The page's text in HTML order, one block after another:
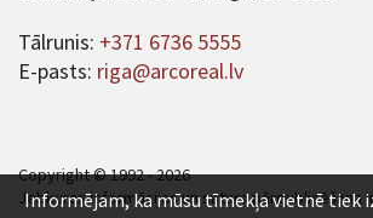
Tālrunis: +371 6736 5555
E-pasts: riga@arcoreal.lv
Copyright © 1992 - 2026
Jebkuras informācijas un satura pārpublicēšana
Informējam, ka mūsu tīmekļa vietnē tiek